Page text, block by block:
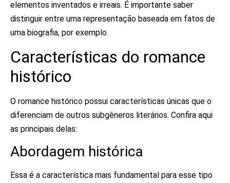
elementos inventados e irreais. É importante saber
distinguir entre uma representação baseada em fatos de
uma biografia, por exemplo.
Características do romance
histórico
O romance histórico possui características únicas que o
diferenciam de outros subgêneros literários. Confira aqui
as principais delas:
Abordagem histórica
Essa é a característica mais fundamental para esse tipo